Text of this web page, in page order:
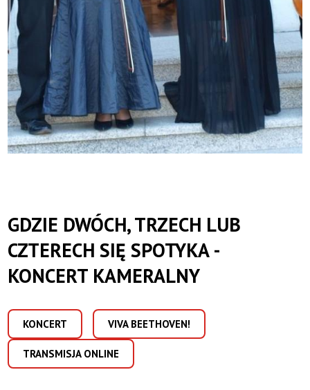
GDZIE DWÓCH, TRZECH LUB
CZTERECH SIĘ SPOTYKA -
KONCERT KAMERALNY
KONCERT VIVA BEETHOVEN!
TRANSMISJA ONLINE